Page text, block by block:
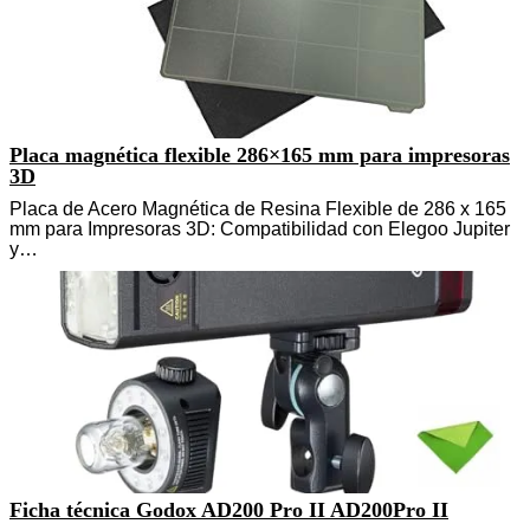
Placa magnética flexible 286×165 mm para impresoras
3D
Placa de Acero Magnética de Resina Flexible de 286 x 165
mm para Impresoras 3D: Compatibilidad con Elegoo Jupiter
y…
Ficha técnica Godox AD200 Pro II AD200Pro II